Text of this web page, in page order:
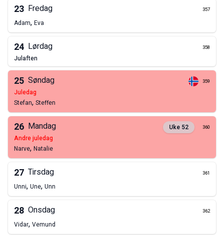
23 Fredag 357
Adam, Eva
24 Lørdag 358
julaften
25 Søndag 359
juledag
Stefan, Steffen
26 Mandag Uke 52 360
andre juledag
Narve, Natalie
27 Tirsdag 361
Unni, Une, Unn
28 Onsdag 362
Vidar, Vemund